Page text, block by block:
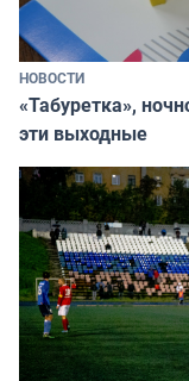
НОВОСТИ
«Табуретка»,
эти выходные